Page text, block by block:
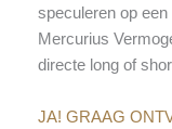
speculeren op
Mercurius
directe long of
JA! GRAAG